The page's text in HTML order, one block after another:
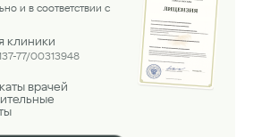
и в соответствии с
клиники
77/00313948
врачей